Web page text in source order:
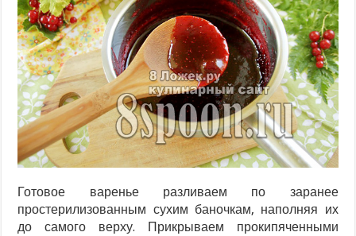
Готовое варенье разливаем по заранее
простерилизованным сухим баночкам, наполняя их
до самого верху. Прикрываем прокипяченными